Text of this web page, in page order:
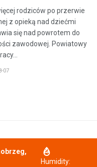
rodziców po przerwie
z opieką nad dziećmi
się nad powrotem do
zawodowej. Powiatowy
07
Humidity: